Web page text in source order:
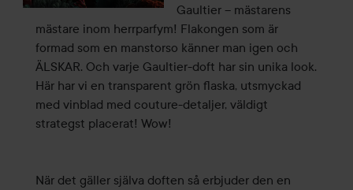
Gaultier – mästarens
mästare inom herrparfym! Flakongen som är
formad som en manstorso känner man igen och
ÄLSKAR. Och varje Gaultier-doft har sin unika look.
Här har vi en transparent grön flaska, utsmyckad
med vinblad med couture-detaljer, väldigt
strategst placerat! Wow!
När det gäller själva doften så erbjuder den en